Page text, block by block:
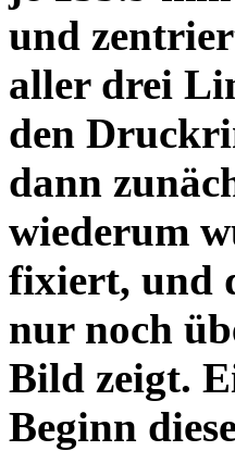
und
aller drei
den
dann
wiederum
fixiert, und
nur noch
Bild zeigt.
Beginn